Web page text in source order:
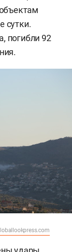
сутки.
погибли 92